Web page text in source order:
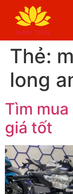
Thẻ:
long
Tìm
giá tốt